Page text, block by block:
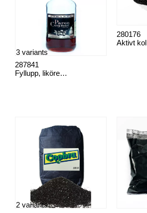
Fyllupp, likörextrat
287841
3 variants
Aktivt kol
280176
2 variants